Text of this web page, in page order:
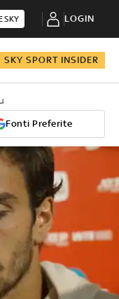
SKY LOGIN
SKY SPORT INSIDER
Fonti Preferite